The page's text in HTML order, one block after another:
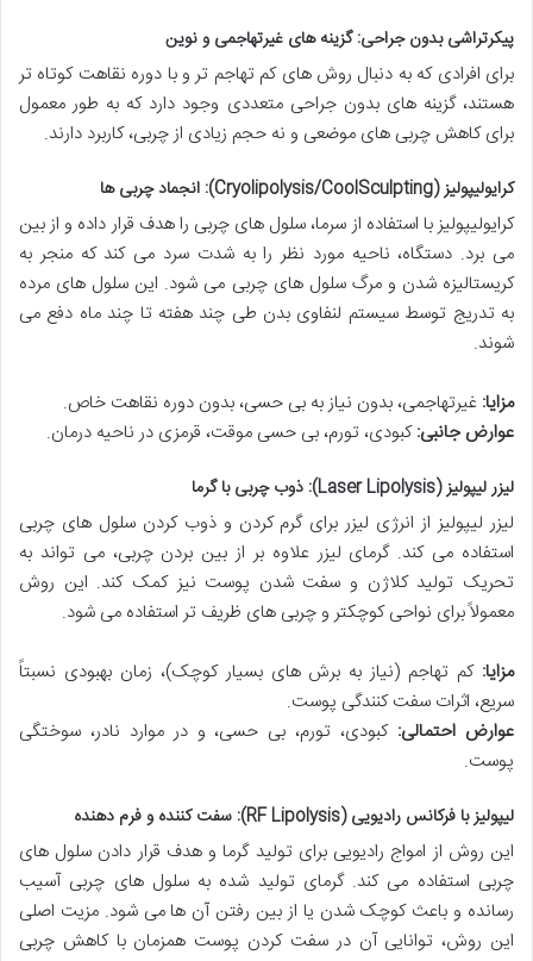
پیکرتراشی بدون جراحی: گزینه های غیرتهاجمی و نوین
برای افرادی که به دنبال روش های کم تهاجم تر و با دوره نقاهت کوتاه تر
هستند، گزینه های بدون جراحی متعددی وجود دارد که به طور معمول
برای کاهش چربی های موضعی و نه حجم زیادی از چربی، کاربرد دارند.
کرایولیپولیز (Cryolipolysis/CoolSculpting): انجماد چربی ها
کرایولیپولیز با استفاده از سرما، سلول های چربی را هدف قرار داده و از بین
می برد. دستگاه، ناحیه مورد نظر را به شدت سرد می کند که منجر به
کریستالیزه شدن و مرگ سلول های چربی می شود. این سلول های مرده
به تدریج توسط سیستم لنفاوی بدن طی چند هفته تا چند ماه دفع می
شوند.
مزایا: غیرتهاجمی، بدون نیاز به بی حسی، بدون دوره نقاهت خاص.
عوارض جانبی:کبودی، تورم، بی حسی موقت، قرمزی در ناحیه درمان.
لیزر لیپولیز (Laser Lipolysis): ذوب چربی با گرما
لیزر لیپولیز از انرژی لیزر برای گرم کردن و ذوب کردن سلول های چربی
استفاده می کند. گرمای لیزر علاوه بر از بین بردن چربی، می تواند به
تحریک تولید کلاژن و سفت شدن پوست نیز کمک کند. این روش
معمولاً برای نواحی کوچکتر و چربی های ظریف تر استفاده می شود.
مزایا: کم تهاجم (نیاز به برش های بسیار کوچک)، زمان بهبودی نسبتاً
سریع، اثرات سفت کنندگی پوست.
عوارض احتمالی: کبودی، تورم، بی حسی، و در موارد نادر، سوختگی
پوست.
لیپولیز با فرکانس رادیویی (RF Lipolysis): سفت کننده و فرم دهنده
این روش از امواج رادیویی برای تولید گرما و هدف قرار دادن سلول های
چربی استفاده می کند. گرمای تولید شده به سلول های چربی آسیب
رسانده و باعث کوچک شدن یا از بین رفتن آن ها می شود. مزیت اصلی
این روش، توانایی آن در سفت کردن پوست همزمان با کاهش چربی